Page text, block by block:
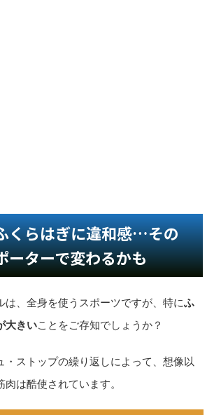
くらはぎに違和感…その
ーターで変わるかも
、全身を使うスポーツですが、特にふ
大きいことをご存知でしょうか？
・ストップの繰り返しによって、想像以
肉は酷使されています。